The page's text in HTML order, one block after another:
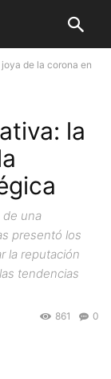
de la corona en
la
de una
presentó los
la reputación
tendencias
0
861